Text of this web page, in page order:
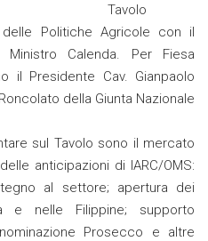
Tavolo
Politiche Agricole con il
Calenda. Per Fiesa
il Presidente Cav. Gianpaolo
della Giunta Nazionale
sul Tavolo sono il mercato
anticipazioni di IARC/OMS:
al settore; apertura dei
e nelle Filippine; supporto
Prosecco e altre